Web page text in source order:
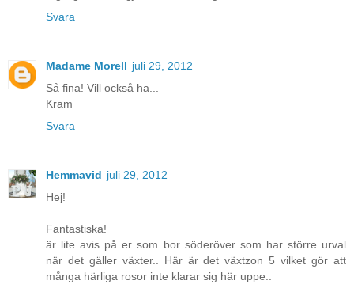
Svara
Madame Morell juli 29, 2012
Så fina! Vill också ha...
Kram
Svara
Hemmavid juli 29, 2012
Hej!
Fantastiska!
är lite avis på er som bor söderöver som har större urval
när det gäller växter.. Här är det växtzon 5 vilket gör att
många härliga rosor inte klarar sig här uppe..